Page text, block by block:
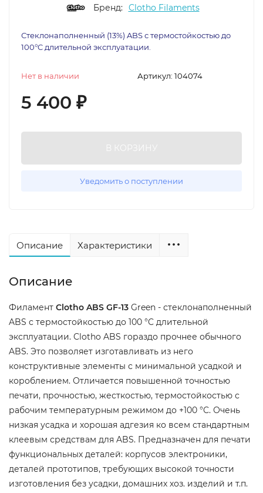
Бренд: Clotho Filaments
Стеклонаполненный (13%) ABS с термостойкостью до
100°C длительной эксплуатации.
Артикул: 104074
Нет в наличии
5 400 ₽
В КОРЗИНУ
Уведомить о поступлении
Описание Характеристики
Описание
Филамент Clotho ABS GF-13 Green - стеклонаполненный
ABS с термостойкостью до 100 °C длительной
эксплуатации. Clotho ABS гораздо прочнее обычного
ABS. Это позволяет изготавливать из него
конструктивные элементы с минимальной усадкой и
короблением. Отличается повышенной точностью
печати, прочностью, жесткостью, термостойкостью с
рабочим температурным режимом до +100 °C. Очень
низкая усадка и хорошая адгезия ко всем стандартным
клеевым средствам для ABS. Предназначен для печати
функциональных деталей: корпусов электроники,
деталей прототипов, требующих высокой точности
изготовления без усадки, домашних хоз. изделий и т.п.